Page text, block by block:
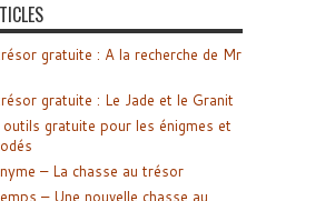
gratuite : A la recherche de Mr
gratuite : Le Jade et le Granit
gratuite pour les énigmes et
– La chasse au trésor
– Une nouvelle chasse au